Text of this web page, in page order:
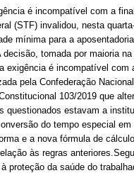
é incompatível com a
(STF) invalidou, nesta
mínima para a
tomada por maioria
exigência é incompatível com
pela Confederação
103/2019 que
questionados estavam a
do tempo especial
e a nova fórmula de
às regras
proteção da saúde do